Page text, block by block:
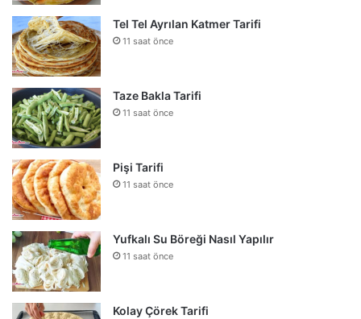
Tel Tel Ayrılan Katmer Tarifi
11 saat önce
Taze Bakla Tarifi
11 saat önce
Pişi Tarifi
11 saat önce
Yufkalı Su Böreği Nasıl Yapılır
11 saat önce
Kolay Çörek Tarifi